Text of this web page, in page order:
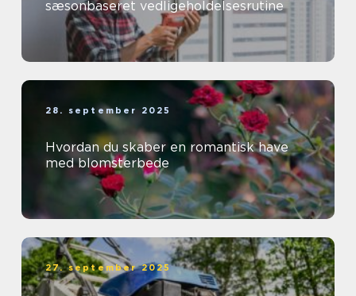
sæsonbaseret vedligeholdelsesrutine
28. september 2025
Hvordan du skaber en romantisk have
med blomsterbede
27. september 2025